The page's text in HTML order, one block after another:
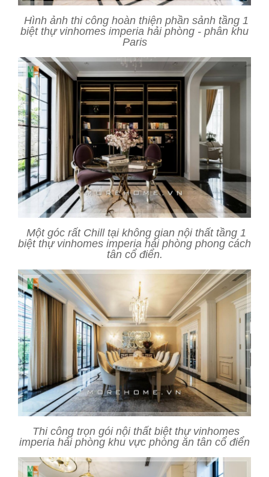
Hình ảnh thi công hoàn thiện phần sảnh tầng 1
biệt thự vinhomes imperia hải phòng - phân khu
Paris
Một góc rất Chill tại không gian nội thất tầng 1
biệt thự vinhomes imperia hải phòng phong cách
tân cổ điển.
Thi công trọn gói nội thất biệt thự vinhomes
imperia hải phòng khu vực phòng ăn tân cổ điển